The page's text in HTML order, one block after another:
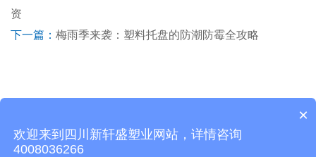
资
下一篇： 梅雨季来袭：塑料托盘的防潮防霉全攻略
CopyRight © 2026 四川新轩盛塑业有限公司 版权所有
×
欢迎来到四川新轩盛塑业网站，详情咨询
4008036266